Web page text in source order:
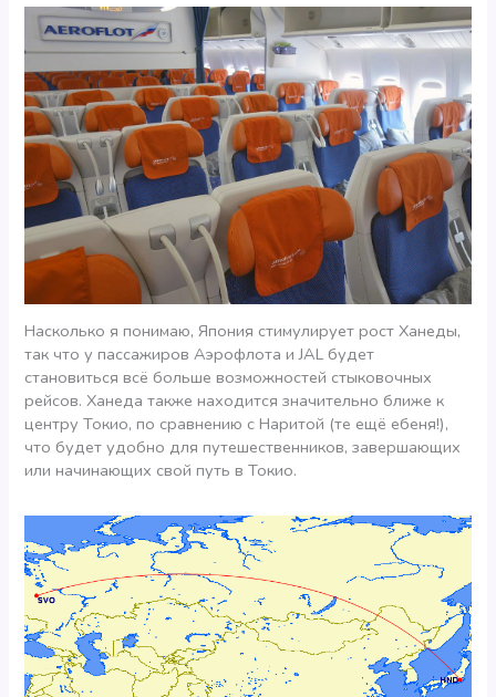
Насколько я понимаю, Япония стимулирует рост Ханеды,
так что у пассажиров Аэрофлота и JAL будет
становиться всё больше возможностей стыковочных
рейсов. Ханеда также находится значительно ближе к
центру Токио, по сравнению с Наритой (те ещё ебеня!),
что будет удобно для путешественников, завершающих
или начинающих свой путь в Токио.